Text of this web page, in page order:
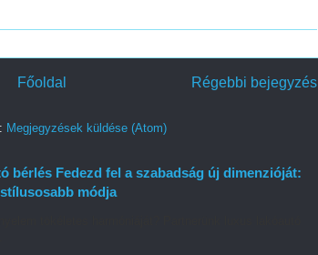
Régebbi bejegyzés
Főoldal
Megjegyzések küldése (Atom)
bérlés Fedezd fel a szabadság új dimenzióját:
módja